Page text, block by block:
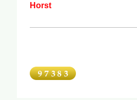
Horst